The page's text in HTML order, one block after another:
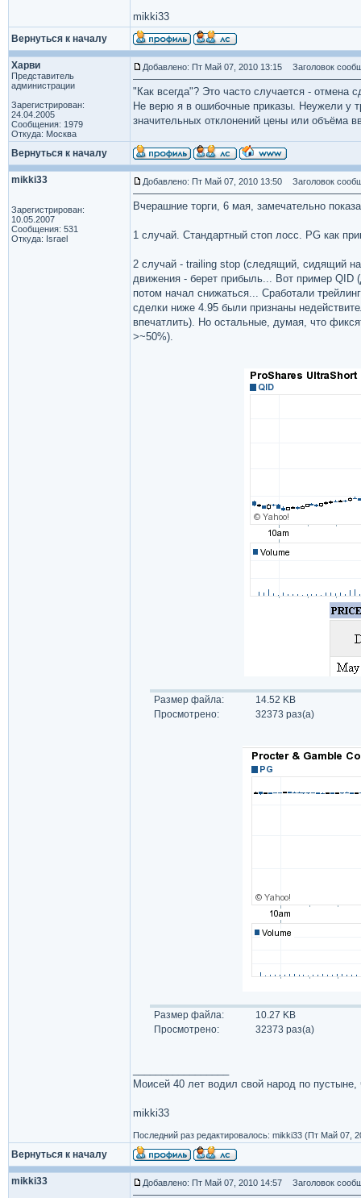
mikki33
Вернуться к началу
Харви
Представитель
администрации
Зарегистрирован:
24.04.2005
Сообщения: 1979
Откуда: Москва
Добавлено: Пт Май 07, 2010 13:15 Заголовок
"Как всегда"? Это часто случается - отмена
Не верю я в ошибочные приказы. Неужели у
значительных отклонений цены или объёма
Вернуться к началу
mikki33
Зарегистрирован:
10.05.2007
Сообщения: 531
Откуда: Israel
Добавлено: Пт Май 07, 2010 13:50 Заголовок
Вчерашние торги, 6 мая, замечательно
1 случай. Стандартный стоп лосс. PG как
2 случай - trailing stop (следящий, сидящий
движения - берет прибыль... Вот пример QID
потом начал снижаться... Сработали
сделки ниже 4.95 были признаны
впечатлить). Но остальные, думая, что
>~50%).
Размер файла:
14.52 KB
Просмотрено:
32373 раз(а)
Размер файла:
10.27 KB
Просмотрено:
32373 раз(а)
Моисей 40 лет водил свой народ по
mikki33
Последний раз редактировалось: mikki33 (Пт Май 07,
Вернуться к началу
mikki33 Добавлено: Пт Май 07, 2010 14:57 Заголовок